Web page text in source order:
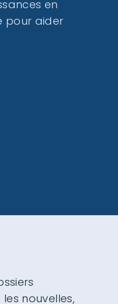
en
pour aider
nouvelles,